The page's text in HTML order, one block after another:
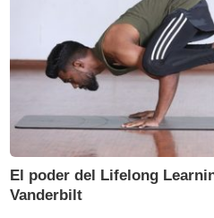
El poder del Lifelong
Vanderbilt